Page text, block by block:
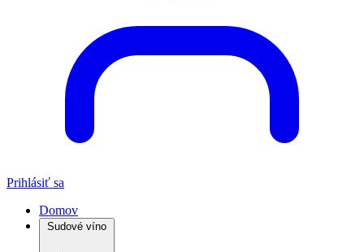
Prihlásiť sa
Domov
Sudové víno